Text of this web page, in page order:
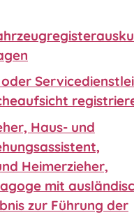
Haus- und
Heimerzieher,
mit
zur Führung der